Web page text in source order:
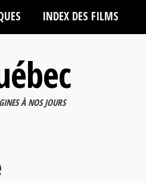
INDEX DES FILMS
À NOS JOURS